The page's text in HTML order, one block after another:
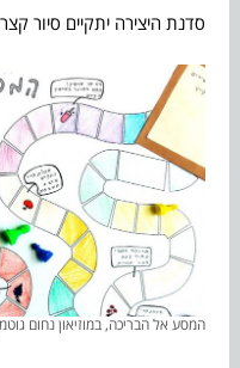
סדנת היצירה יתקיים סיור
המסע אל הבריכה, במוזיאון נחום